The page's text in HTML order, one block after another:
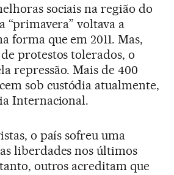
sociais na região do
“primavera” voltava a
forma que em 2011. Mas,
protestos tolerados, o
repressão. Mais de 400
sob custódia atualmente,
Internacional.
o país sofreu uma
liberdades nos últimos
outros acreditam que